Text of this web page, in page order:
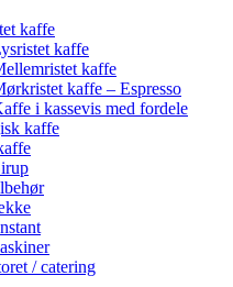
kaffe
kaffe
kaffe
kaffe – Espresso
i kassevis med fordele
kaffe
/ catering